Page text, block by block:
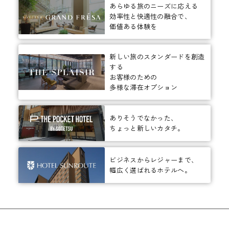
あらゆる旅のニーズに応える
効率性と快適性の融合で、
価値ある体験を
新しい旅のスタンダードを創造
する
お客様のための
多様な滞在オプション
ありそうでなかった、
ちょっと新しいカタチ。
ビジネスからレジャーまで、
幅広く選ばれるホテルへ。